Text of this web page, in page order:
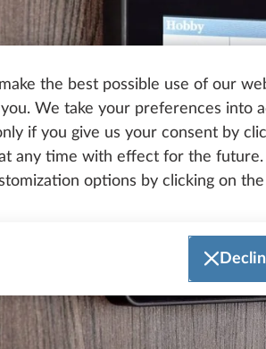
the best possible use of our
We take your preferences into
if you give us your consent by
any time with effect for the future.
options by clicking on